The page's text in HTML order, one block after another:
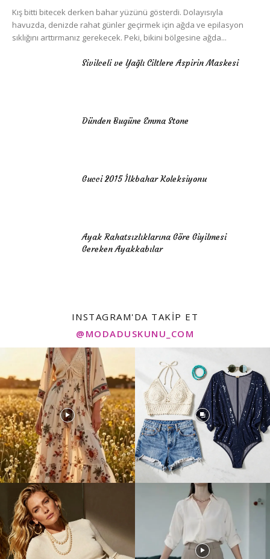
Kış bitti bitecek derken bahar yüzünü gösterdi. Dolayısıyla
havuzda, denizde rahat günler geçirmek için ağda ve epilasyon
sıklığını arttırmanız gerekecek. Peki, bikini bölgesine ağda...
Sivilceli ve Yağlı Ciltlere Aspirin Maskesi
Dünden Bugüne Emma Stone
Gucci 2015 İlkbahar Koleksiyonu
Ayak Rahatsızlıklarına Göre Giyilmesi
Gereken Ayakkabılar
INSTAGRAM'DA TAKIP ET
@MODADUSKUNU_COM